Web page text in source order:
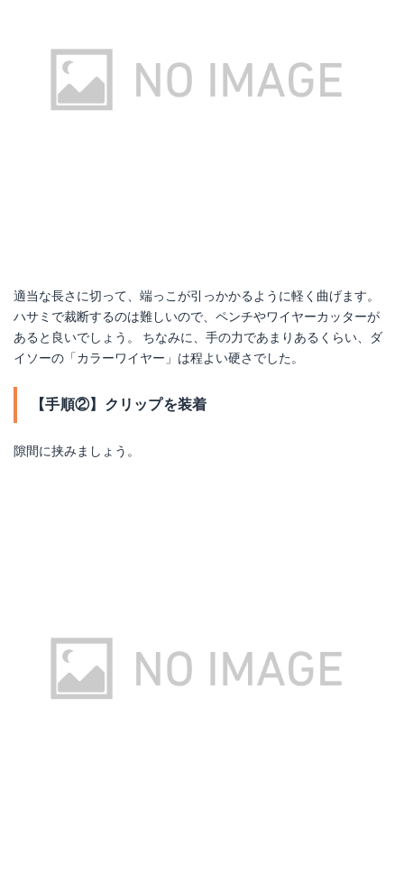
適当な長さに切って、端っこが引っかかるように軽く曲げます。
ハサミで裁断するのは難しいので、ペンチやワイヤーカッターが
あると良いでしょう。 ちなみに、手の力であまりあるくらい、ダ
イソーの「カラーワイヤー」は程よい硬さでした。
【手順②】クリップを装着
隙間に挟みましょう。